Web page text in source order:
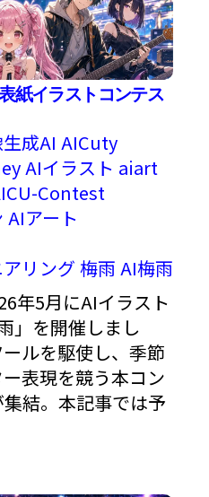
紙イラストコンテス
成AI AICuty
AIイラスト aiart
Contest
AIアート
リング 梅雨 AI梅雨
年5月にAIイラスト
」を開催しまし
ルを駆使し、季節
表現を競う本コン
結。本記事では予